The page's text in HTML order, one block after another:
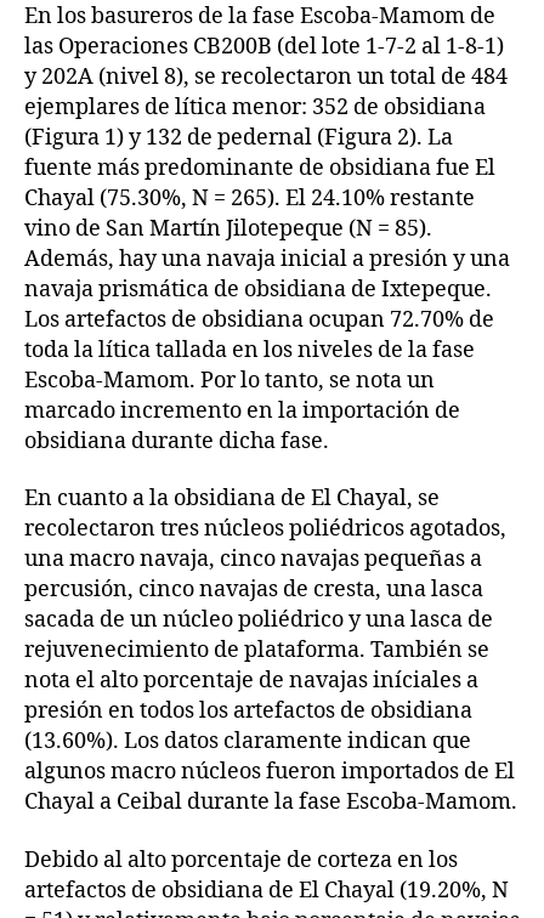
En los basureros de la fase Escoba-Mamom de
las Operaciones CB200B (del lote 1-7-2 al 1-8-1)
y 202A (nivel 8), se recolectaron un total de 484
ejemplares de lítica menor: 352 de obsidiana
(Figura 1) y 132 de pedernal (Figura 2). La
fuente más predominante de obsidiana fue El
Chayal (75.30%, N = 265). El 24.10% restante
vino de San Martín Jilotepeque (N = 85).
Además, hay una navaja inicial a presión y una
navaja prismática de obsidiana de Ixtepeque.
Los artefactos de obsidiana ocupan 72.70% de
toda la lítica tallada en los niveles de la fase
Escoba-Mamom. Por lo tanto, se nota un
marcado incremento en la importación de
obsidiana durante dicha fase.
En cuanto a la obsidiana de El Chayal, se
recolectaron tres núcleos poliédricos agotados,
una macro navaja, cinco navajas pequeñas a
percusión, cinco navajas de cresta, una lasca
sacada de un núcleo poliédrico y una lasca de
rejuvenecimiento de plataforma. También se
nota el alto porcentaje de navajas iníciales a
presión en todos los artefactos de obsidiana
(13.60%). Los datos claramente indican que
algunos macro núcleos fueron importados de El
Chayal a Ceibal durante la fase Escoba-Mamom.
Debido al alto porcentaje de corteza en los
artefactos de obsidiana de El Chayal (19.20%, N